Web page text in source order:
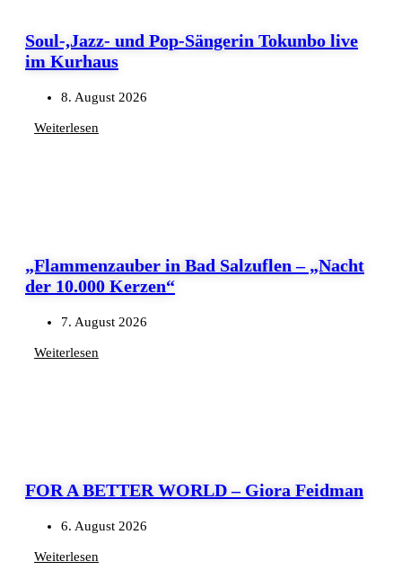
Soul-,Jazz- und Pop-Sängerin Tokunbo live
im Kurhaus
8. August 2026
Weiterlesen
„Flammenzauber in Bad Salzuflen – „Nacht
der 10.000 Kerzen“
7. August 2026
Weiterlesen
FOR A BETTER WORLD – Giora Feidman
6. August 2026
Weiterlesen